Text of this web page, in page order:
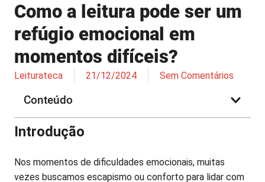
Como a leitura pode ser um
refúgio emocional em
momentos difíceis?
Leiturateca 21/12/2024 Sem Comentários
Conteúdo
Introdução
Nos momentos de dificuldades emocionais, muitas
vezes buscamos escapismo ou conforto para lidar com